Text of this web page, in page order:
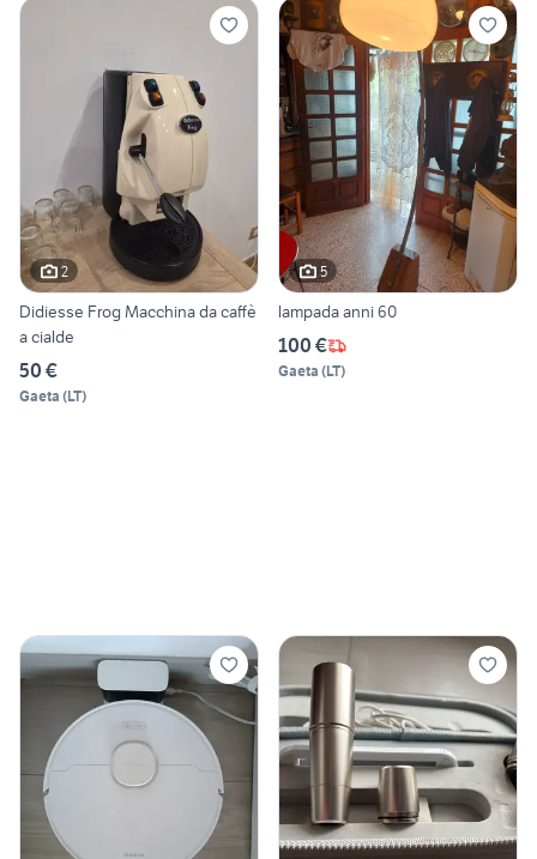
2
Didiesse Frog Macchina da caffè
a cialde
50 €
Gaeta (LT)
5
lampada anni 60
100 €
Gaeta (LT)